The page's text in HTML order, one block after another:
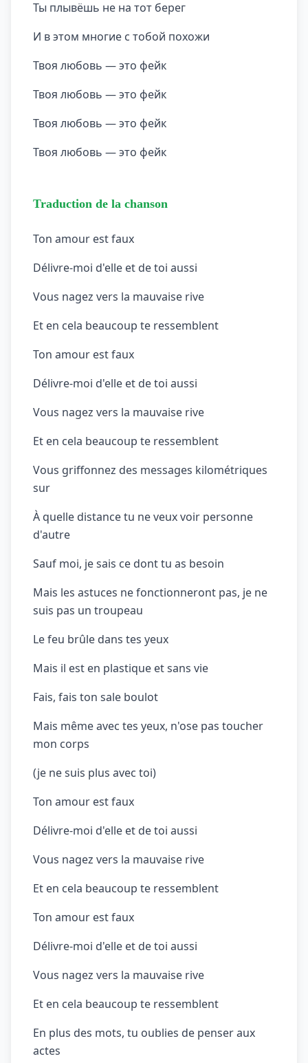
Ты плывёшь не на тот берег
И в этом многие с тобой похожи
Твоя любовь — это фейк
Твоя любовь — это фейк
Твоя любовь — это фейк
Твоя любовь — это фейк
Traduction de la chanson
Ton amour est faux
Délivre-moi d'elle et de toi aussi
Vous nagez vers la mauvaise rive
Et en cela beaucoup te ressemblent
Ton amour est faux
Délivre-moi d'elle et de toi aussi
Vous nagez vers la mauvaise rive
Et en cela beaucoup te ressemblent
Vous griffonnez des messages kilométriques
sur
À quelle distance tu ne veux voir personne
d'autre
Sauf moi, je sais ce dont tu as besoin
Mais les astuces ne fonctionneront pas, je ne
suis pas un troupeau
Le feu brûle dans tes yeux
Mais il est en plastique et sans vie
Fais, fais ton sale boulot
Mais même avec tes yeux, n'ose pas toucher
mon corps
(je ne suis plus avec toi)
Ton amour est faux
Délivre-moi d'elle et de toi aussi
Vous nagez vers la mauvaise rive
Et en cela beaucoup te ressemblent
Ton amour est faux
Délivre-moi d'elle et de toi aussi
Vous nagez vers la mauvaise rive
Et en cela beaucoup te ressemblent
En plus des mots, tu oublies de penser aux
actes